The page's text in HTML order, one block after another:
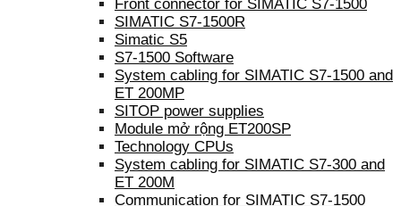
Front connector for SIMATIC S7-1500
SIMATIC S7-1500R
Simatic S5
S7-1500 Software
System cabling for SIMATIC S7-1500 and
ET 200MP
SITOP power supplies
Module mở rộng ET200SP
Technology CPUs
System cabling for SIMATIC S7-300 and
ET 200M
Communication for SIMATIC S7-1500